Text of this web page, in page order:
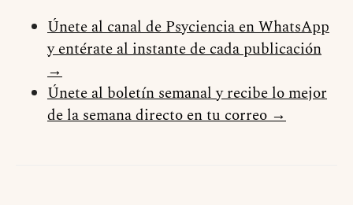
Únete al canal de Psyciencia en WhatsApp
y entérate al instante de cada publicación
→
Únete al boletín semanal y recibe lo mejor
de la semana directo en tu correo →